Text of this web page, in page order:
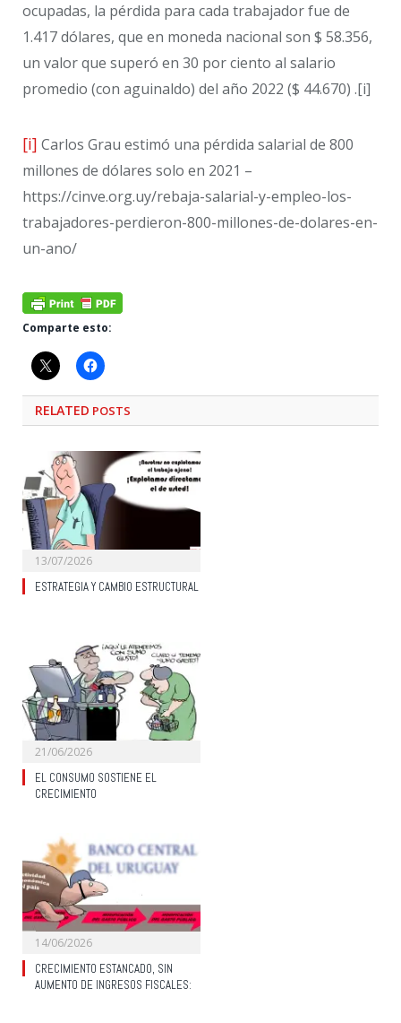
ocupadas, la pérdida para cada trabajador fue de
1.417 dólares, que en moneda nacional son $ 58.356,
un valor que superó en 30 por ciento al salario
promedio (con aguinaldo) del año 2022 ($ 44.670) .[i]
[i] Carlos Grau estimó una pérdida salarial de 800
millones de dólares solo en 2021 –
https://cinve.org.uy/rebaja-salarial-y-empleo-los-
trabajadores-perdieron-800-millones-de-dolares-en-
un-ano/
Comparte esto:
RELATED POSTS
13/07/2026
ESTRATEGIA Y CAMBIO ESTRUCTURAL
21/06/2026
EL CONSUMO SOSTIENE EL
CRECIMIENTO
14/06/2026
CRECIMIENTO ESTANCADO, SIN
AUMENTO DE INGRESOS FISCALES: